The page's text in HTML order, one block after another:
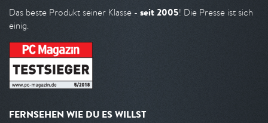
Das beste Produkt seiner Klasse - seit 2005! Die Presse ist sich
einig.
FERNSEHEN WIE DU ES WILLST